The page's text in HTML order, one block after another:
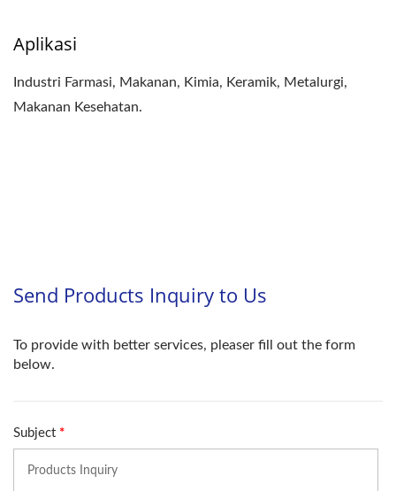
Aplikasi
Industri Farmasi, Makanan, Kimia, Keramik, Metalurgi,
Makanan Kesehatan.